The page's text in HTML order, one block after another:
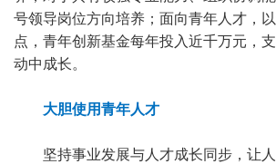
号领导岗位方向培养；面向青年人才，
点，青年创新基金每年投入近千万元，
动中成长。
大胆使用青年人才
坚持事业发展与人才成长同步，让